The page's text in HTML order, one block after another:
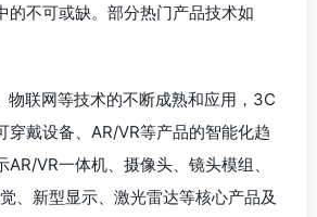
的不可或缺。部分热门产品技术如
物联网等技术的不断成熟和应用，3C
穿戴设备、AR/VR等产品的智能化趋
VR一体机、摄像头、镜头模组、
、新型显示、激光雷达等核心产品及